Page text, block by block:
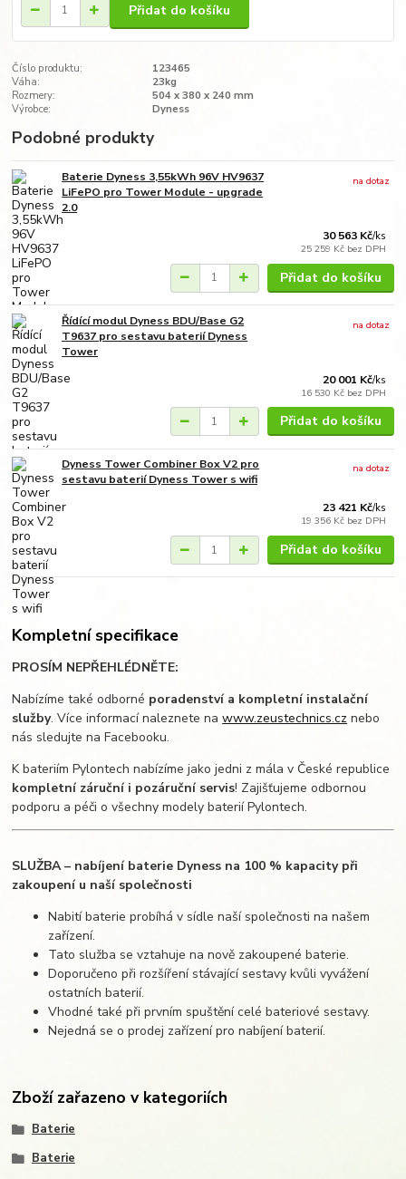
Přidat do košíku
Číslo produktu:
123465
Váha:
23kg
Rozmery:
504 x 380 x 240 mm
Výrobce:
Dyness
Podobné produkty
Baterie Dyness 3,55kWh 96V HV9637
LiFePO pro Tower Module - upgrade
2.0
30 563 Kč/ks
25 259 Kč bez DPH
na dotaz
Přidat do košíku
Řídící modul Dyness BDU/Base G2
T9637 pro sestavu baterií Dyness
Tower
20 001 Kč/ks
16 530 Kč bez DPH
na dotaz
Přidat do košíku
Dyness Tower Combiner Box V2 pro
sestavu baterií Dyness Tower s wifi
23 421 Kč/ks
19 356 Kč bez DPH
na dotaz
Přidat do košíku
Kompletní specifikace
PROSÍM NEPŘEHLÉDNĚTE:
Nabízíme také odborné poradenství a kompletní instalační
služby. Více informací naleznete nawww.zeustechnics.cz nebo
nás sledujte na Facebooku.
K bateriím Pylontech nabízíme jako jedni z mála v České republice
kompletní záruční i pozáruční servis! Zajišťujeme odbornou
podporu a péči o všechny modely baterií Pylontech.
SLUŽBA – nabíjení baterie Dyness na 100 % kapacity při
zakoupení u naší společnosti
Nabití baterie probíhá v sídle naší společnosti na našem
zařízení.
Tato služba se vztahuje na nově zakoupené baterie.
Doporučeno při rozšíření stávající sestavy kvůli vyvážení
ostatních baterií.
Vhodné také při prvním spuštění celé bateriové sestavy.
Nejedná se o prodej zařízení pro nabíjení baterií.
Zboží zařazeno v kategoriích
Baterie
Baterie